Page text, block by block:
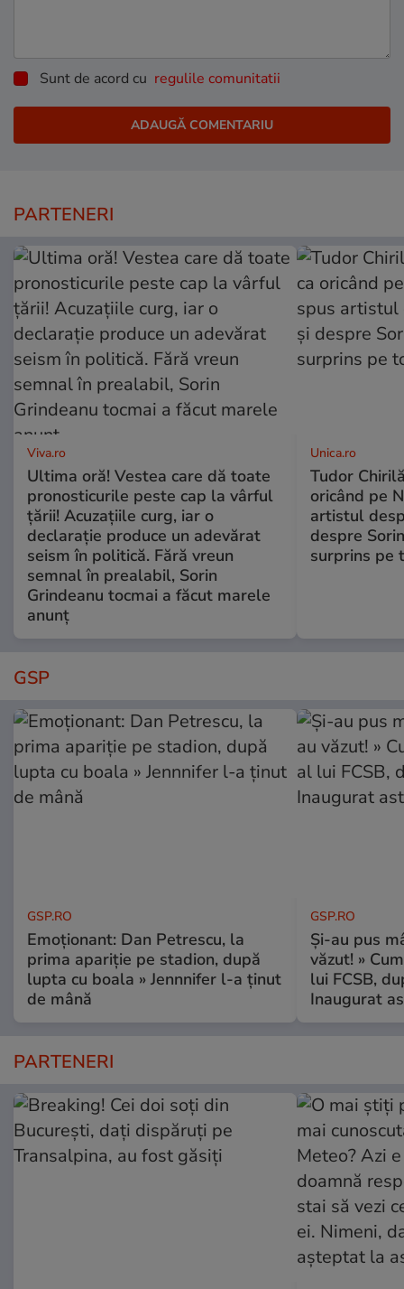
Sunt de acord cu regulile comunitatii
PARTENERI
Viva.ro
Ultima oră! Vestea care dă toate
pronosticurile peste cap la vârful
țării! Acuzațiile curg, iar o
declarație produce un adevărat
seism în politică. Fără vreun
semnal în prealabil, Sorin
Grindeanu tocmai a făcut marele
anunț
Unica.ro
Tudor
oricând pe
artistul
despre
surprins pe
GSP
GSP.RO
Emoționant: Dan Petrescu, la
prima apariție pe stadion, după
lupta cu boala » Jennnifer l-a ținut
de mână
GSP.RO
Și-au pus
văzut! »
lui FCSB,
Inaugurat
PARTENERI